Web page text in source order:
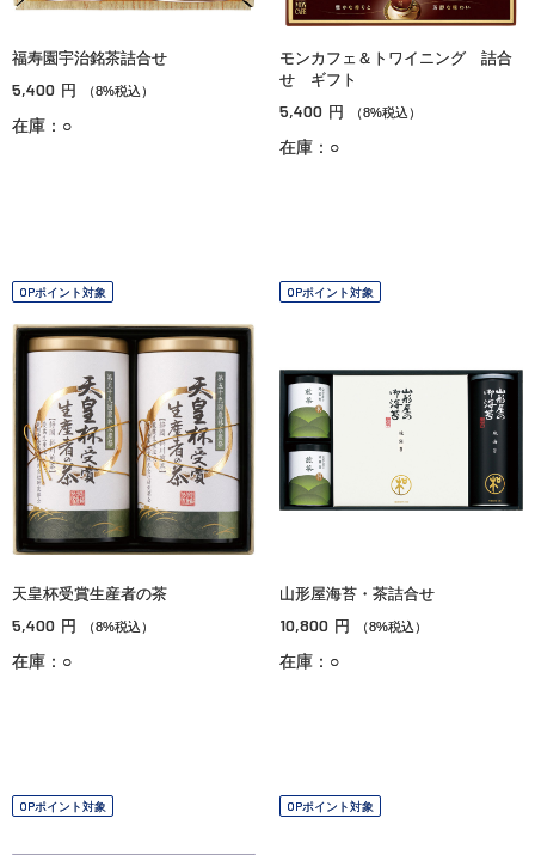
福寿園宇治銘茶詰合せ
5,400 円 （8%税込）
在庫：○
モンカフェ＆トワイニング 詰合
せ ギフト
5,400 円 （8%税込）
在庫：○
OPポイント対象
天皇杯受賞生産者の茶
5,400 円 （8%税込）
在庫：○
OPポイント対象
山形屋海苔・茶詰合せ
10,800 円 （8%税込）
在庫：○
OPポイント対象 OPポイント対象